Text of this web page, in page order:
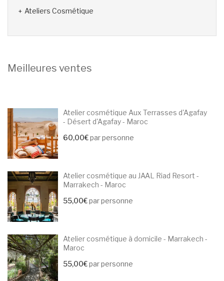
Ateliers Cosmétique
Meilleures ventes
Atelier cosmétique Aux Terrasses d'Agafay
- Désert d'Agafay - Maroc
60,00€par personne
Atelier cosmétique au JAAL Riad Resort -
Marrakech - Maroc
55,00€par personne
Atelier cosmétique à domicile - Marrakech -
Maroc
55,00€par personne